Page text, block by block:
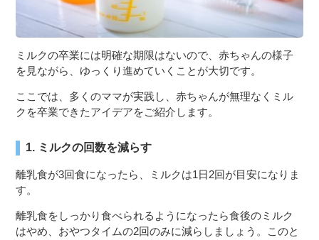
ミルクの卒業には明確な期限はないので、赤ちゃんの様子
を見ながら、ゆっくり進めていくことが大切です。
ここでは、多くのママが実践し、赤ちゃんが無理なくミル
クを卒業できたアイデアをご紹介します。
1. ミルクの回数を減らす
離乳食が3回食になったら、ミルクは1日2回が目安になりま
す。
離乳食をしっかり食べられるようになったら食後のミルク
はやめ、おやつタイムの2回のみに減らしましょう。このと